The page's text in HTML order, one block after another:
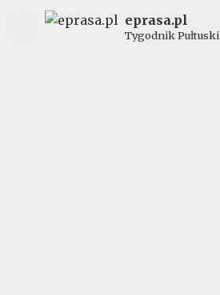
eprasa.pl
Tygodnik Pułtuski